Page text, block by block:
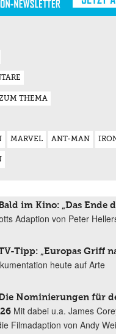
THEMA
MARVEL ANT-MAN
im Kino: „Das Ende
Adaption von Peter
Tipp: „Europas Griff
heute auf Arte
Nominierungen für
Mit dabei u.a. James
Filmadaption von Andy